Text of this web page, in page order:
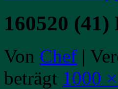
160520
Von Chef |
beträgt 1000